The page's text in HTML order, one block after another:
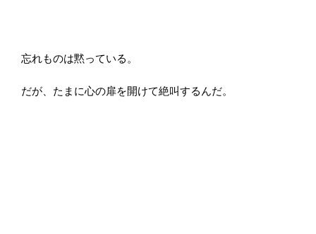
忘れものは黙っている。
だが、たまに心の扉を開けて絶叫するんだ。